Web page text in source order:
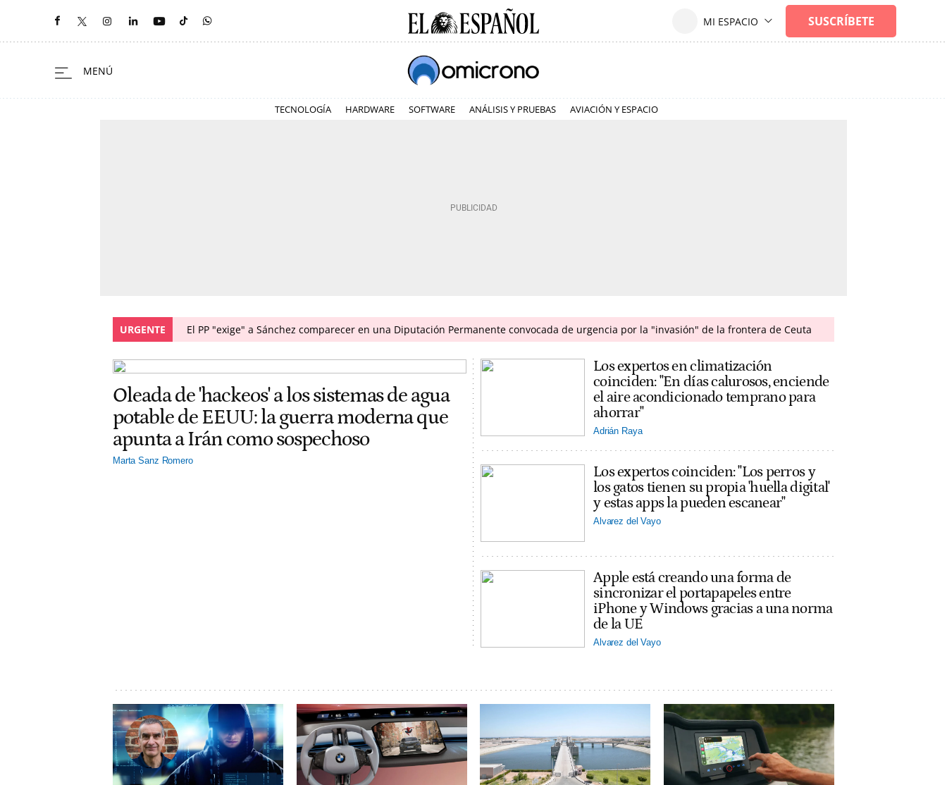
TECNOLOGÍA HARDWARE SOFTWARE ANÁLISIS Y PRUEBAS AVIACIÓN Y ESPACIO
URGENTE El PP "exige" a Sánchez comparecer en una Diputación Permanente convocada de urgencia por la "invasión" de la frontera de Ceuta
Oleada de 'hackeos' a los sistemas de agua
potable de EEUU: la guerra moderna que
apunta a Irán como sospechoso
Marta Sanz Romero
Los expertos en climatización
coinciden: "En días calurosos, enciende
el aire acondicionado temprano para
ahorrar"
Adrián Raya
Los expertos coinciden: "Los perros y
los gatos tienen su propia 'huella digital'
y estas apps la pueden escanear"
Alvarez del Vayo
Apple está creando una forma de
sincronizar el portapapeles entre
iPhone y Windows gracias a una norma
de la UE
Alvarez del Vayo